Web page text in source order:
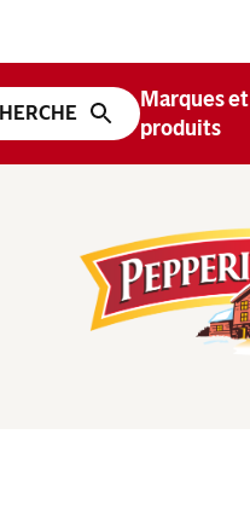
Marques et
produits